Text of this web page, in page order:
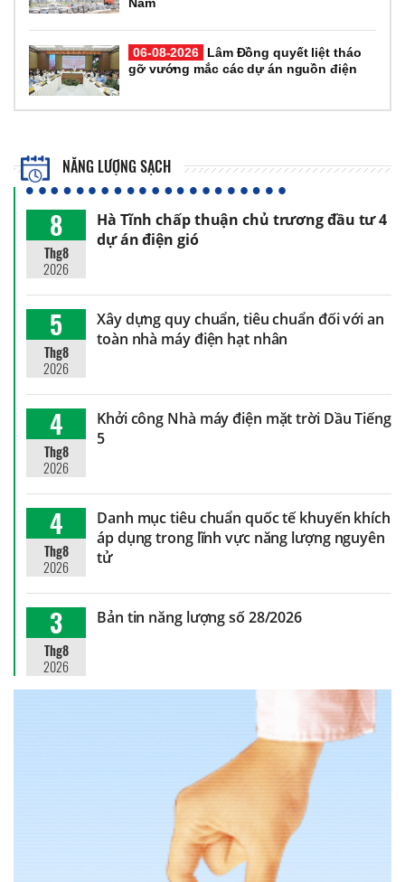
06-08-2026
Lâm Đồng quyết liệt tháo
gỡ vướng mắc các dự án nguồn điện
NĂNG LƯỢNG SẠCH
8
Thg8
2026
Hà Tĩnh chấp thuận chủ trương đầu tư 4
dự án điện gió
5
Thg8
2026
Xây dựng quy chuẩn, tiêu chuẩn đối với an
toàn nhà máy điện hạt nhân
4
Thg8
2026
Khởi công Nhà máy điện mặt trời Dầu Tiếng
5
4
Thg8
2026
Danh mục tiêu chuẩn quốc tế khuyến khích
áp dụng trong lĩnh vực năng lượng nguyên
tử
3
Thg8
2026
Bản tin năng lượng số 28/2026